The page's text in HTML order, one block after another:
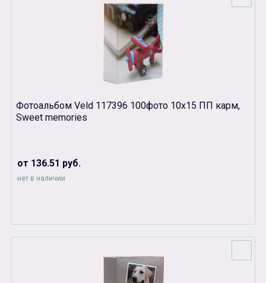
Фотоальбом Veld 117396 100фото 10х15 ПП карм,
Sweet memories
от 136.51 руб.
нет в наличии